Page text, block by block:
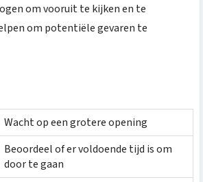
om vooruit te kijken en te
om potentiële gevaren te
Wacht op een grotere opening
Beoordeel of er voldoende tijd is om
door te gaan